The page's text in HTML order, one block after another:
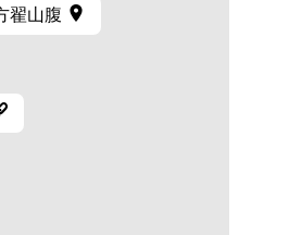
翟山腹